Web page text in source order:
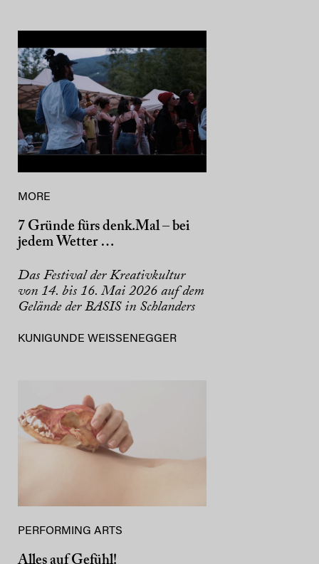
MORE
7 Gründe fürs denk.Mal – bei
jedem Wetter …
Das Festival der Kreativkultur
von 14. bis 16. Mai 2026 auf dem
Gelände der BASIS in Schlanders
KUNIGUNDE WEISSENEGGER
PERFORMING ARTS
Alles auf Gefühl!